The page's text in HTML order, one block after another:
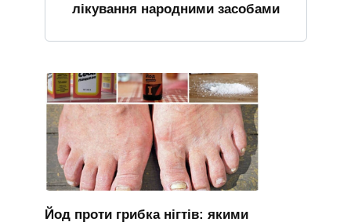
лікування народними засобами
Йод проти грибка нігтів: якими